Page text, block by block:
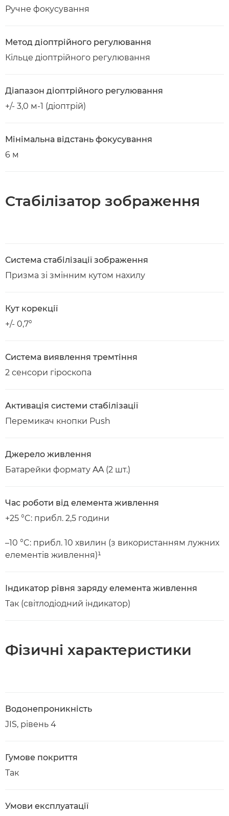
Ручне фокусування
Метод діоптрійного регулювання
Кільце діоптрійного регулювання
Діапазон діоптрійного регулювання
+/- 3,0 м-1 (діоптрій)
Мінімальна відстань фокусування
6 м
Стабілізатор зображення
Система стабілізації зображення
Призма зі змінним кутом нахилу
Кут корекції
+/- 0,7°
Система виявлення тремтіння
2 сенсори гіроскопа
Активація системи стабілізації
Перемикач кнопки Push
Джерело живлення
Батарейки формату AA (2 шт.)
Час роботи від елемента живлення
+25 °C: прибл. 2,5 години
–10 °C: прибл. 10 хвилин (з використанням лужних
елементів живлення)¹
Індикатор рівня заряду елемента живлення
Так (світлодіодний індикатор)
Фізичні характеристики
Водонепроникність
JIS, рівень 4
Гумове покриття
Так
Умови експлуатації